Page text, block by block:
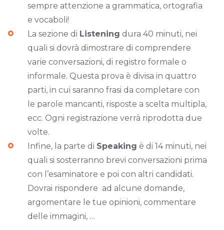
sempre attenzione a grammatica, ortografia
e vocaboli!
La sezione di Listening dura 40 minuti, nei
quali si dovrà dimostrare di comprendere
varie conversazioni, di registro formale o
informale. Questa prova è divisa in quattro
parti, in cui saranno frasi da completare con
le parole mancanti, risposte a scelta multipla,
ecc. Ogni registrazione verrà riprodotta due
volte.
Infine, la parte di Speaking è di 14 minuti, nei
quali si sosterranno brevi conversazioni prima
con l’esaminatore e poi con altri candidati.
Dovrai rispondere ad alcune domande,
argomentare le tue opinioni, commentare
delle immagini, …